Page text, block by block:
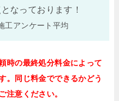
なっております！
工アンケート平均
時の最終処分料金によって
。同じ料金でできるかどう
注意ください。